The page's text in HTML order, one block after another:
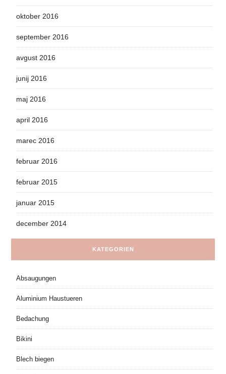
oktober 2016
september 2016
avgust 2016
junij 2016
maj 2016
april 2016
marec 2016
februar 2016
februar 2015
januar 2015
december 2014
KATEGORIEN
Absaugungen
Aluminium Haustueren
Bedachung
Bikini
Blech biegen